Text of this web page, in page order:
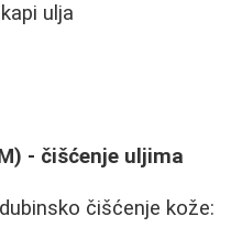
ulja
- čišćenje uljima
čišćenje kože: